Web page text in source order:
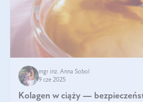
mgr inż. Anna Sobol
9 cze 2025
Kolagen w ciąży —